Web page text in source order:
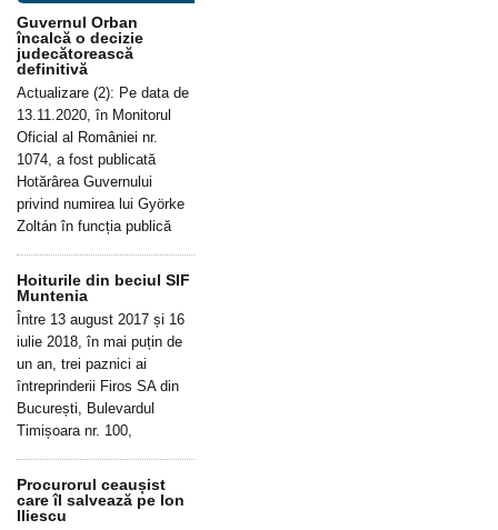
Guvernul Orban
încalcă o decizie
judecătorească
definitivă
Actualizare (2): Pe data de
13.11.2020, în Monitorul
Oficial al României nr.
1074, a fost publicată
Hotărârea Guvernului
privind numirea lui Györke
Zoltán în funcția publică
Hoiturile din beciul SIF
Muntenia
Între 13 august 2017 și 16
iulie 2018, în mai puțin de
un an, trei paznici ai
întreprinderii Firos SA din
București, Bulevardul
Timișoara nr. 100,
Procurorul ceaușist
care îl salvează pe Ion
Iliescu